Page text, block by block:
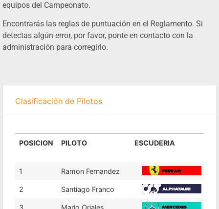
equipos del Campeonato.
Encontrarás las reglas de puntuación en el Reglamento. Si
detectas algún error, por favor, ponte en contacto con la
administración para corregirlo.
Clasificación de Pilotos
POSICION PILOTO ESCUDERIA
POSICION
PILOTO ESCUDERIA
1 Ramon Fernandez
2 Santiago Franco
3 Mario Orjales